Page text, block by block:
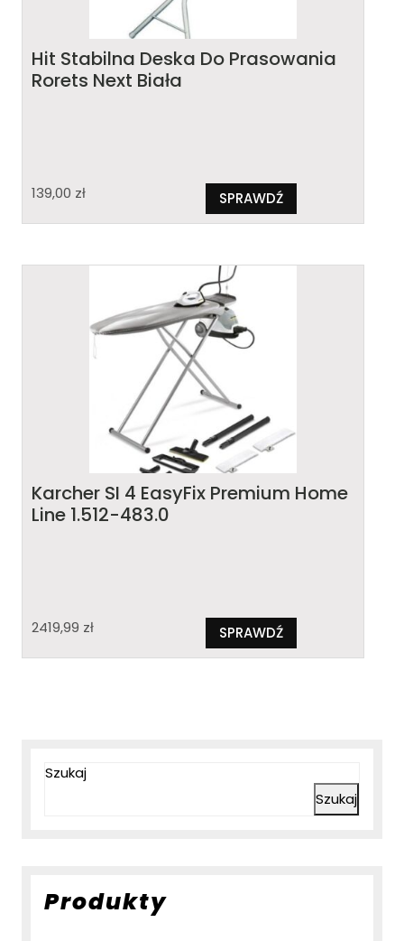
Hit Stabilna Deska Do Prasowania
Rorets Next Biała
139,00 zł SPRAWDŹ
Karcher SI 4 EasyFix Premium Home
Line 1.512-483.0
2419,99 zł SPRAWDŹ
Szukaj
Szukaj
Produkty